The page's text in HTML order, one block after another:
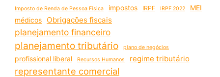
Imposto de Renda de Pessoa Física impostos IRPF IRPF 2022
MEI
médicos
Obrigações fiscais
planejamento financeiro
planejamento tributário plano de negócios
profissional liberal Recursos Humanos regime tributário
representante comercial